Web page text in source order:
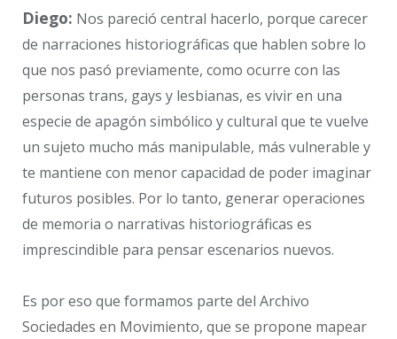
Diego: Nos pareció central hacerlo, porque carecer
de narraciones historiográficas que hablen sobre lo
que nos pasó previamente, como ocurre con las
personas trans, gays y lesbianas, es vivir en una
especie de apagón simbólico y cultural que te vuelve
un sujeto mucho más manipulable, más vulnerable y
te mantiene con menor capacidad de poder imaginar
futuros posibles. Por lo tanto, generar operaciones
de memoria o narrativas historiográficas es
imprescindible para pensar escenarios nuevos.
Es por eso que formamos parte del Archivo
Sociedades en Movimiento, que se propone mapear